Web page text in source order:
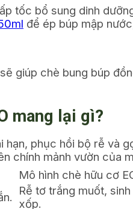
tốc bổ sung dinh
để ép búp mập
giúp chè bung búp
mang lại gì?
phục hồi bộ rễ và
chính mảnh vườn của
Mô hình chè hữu cơ
Rễ tơ trắng muốt,
xốp.